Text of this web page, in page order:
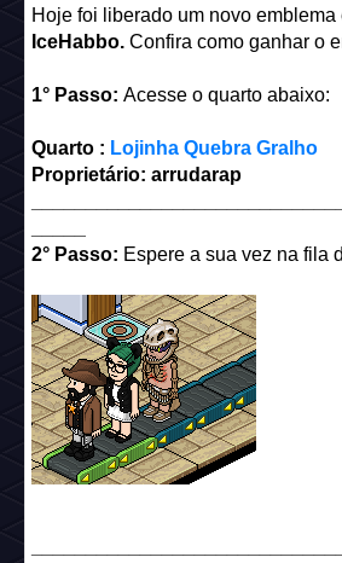
Hoje foi liberado um novo
IceHabbo.Confira como ganhar o
1° Passo: Acesse o quarto abaixo:
Quarto : Lojinha Quebra Gralho
Proprietário: arrudarap
2° Passo: Espere a sua vez na fila